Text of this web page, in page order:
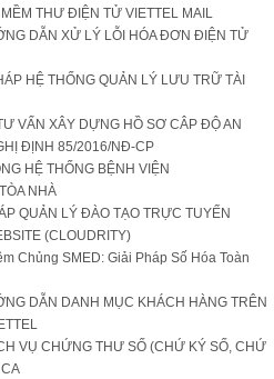
THƯ ĐIỆN TỬ VIETTEL MAIL
DẪN XỬ LÝ LỖI HÓA ĐƠN ĐIỆN TỬ
HỆ THỐNG QUẢN LÝ LƯU TRỮ TÀI
VẤN XÂY DỰNG HỒ SƠ CÂP ĐỘ AN
ĐỊNH 85/2016/NĐ-CP
HỆ THỐNG BỆNH VIỆN
NHÀ
QUẢN LÝ ĐÀO TẠO TRỰC TUYẾN
(CLOUDRITY)
Chủng SMED: Giải Pháp Số Hóa Toàn
DẪN DANH MỤC KHÁCH HÀNG TRÊN
VỤ CHỨNG THƯ SỐ (CHỨ KÝ SỐ, CHỨ